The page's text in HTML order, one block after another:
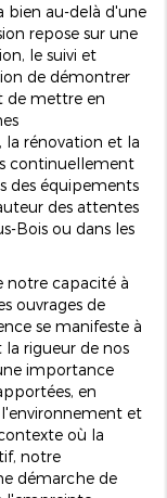
bien au-delà d'une
repose sur une
le suivi et
de démontrer
de mettre en
rénovation et la
continuellement
des équipements
des attentes
Bois ou dans les
notre capacité à
ouvrages de
se manifeste à
rigueur de nos
importance
en
et
où la
notre
démarche de